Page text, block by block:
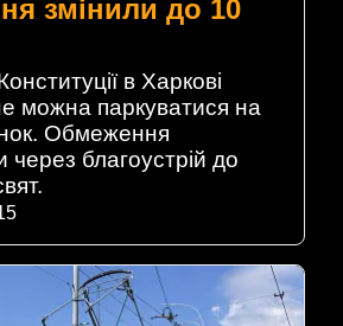
змінили до 10
в Харкові
можна паркуватися на
Обмеження
через благоустрій до